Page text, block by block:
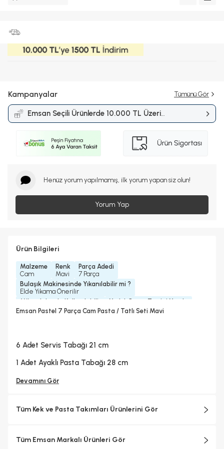
Kampanyalar Tümünü Gör
Emsan Seçili Ürünlerde 10.000 TL Üzeri
Alışverişlerde 1.500 TL İndirimKampanyası
Henüz yorum yapılmamış, ilk yorum yapan siz olun!
Yorum Yap
Ürün Bilgileri
Malzeme
Cam
Renk
Mavi
Parça Adedi
7 Parça
Bulaşık Makinesinde Yıkanılabilir mi ?
Elde Yıkama Önerilir
Mikrodalgada Kullanılabilir
Hayır
Yedek Parça Temini Yapılır
Hayır
Emsan Pastel 7 Parça Cam Pasta / Tatlı Seti Mavi
6 Adet Servis Tabağı 21 cm
1 Adet Ayaklı Pasta Tabağı 28 cm
Devamını Gör
Tüm Kek ve Pasta Takımları Ürünlerini Gör
Tüm Emsan Markalı Ürünleri Gör